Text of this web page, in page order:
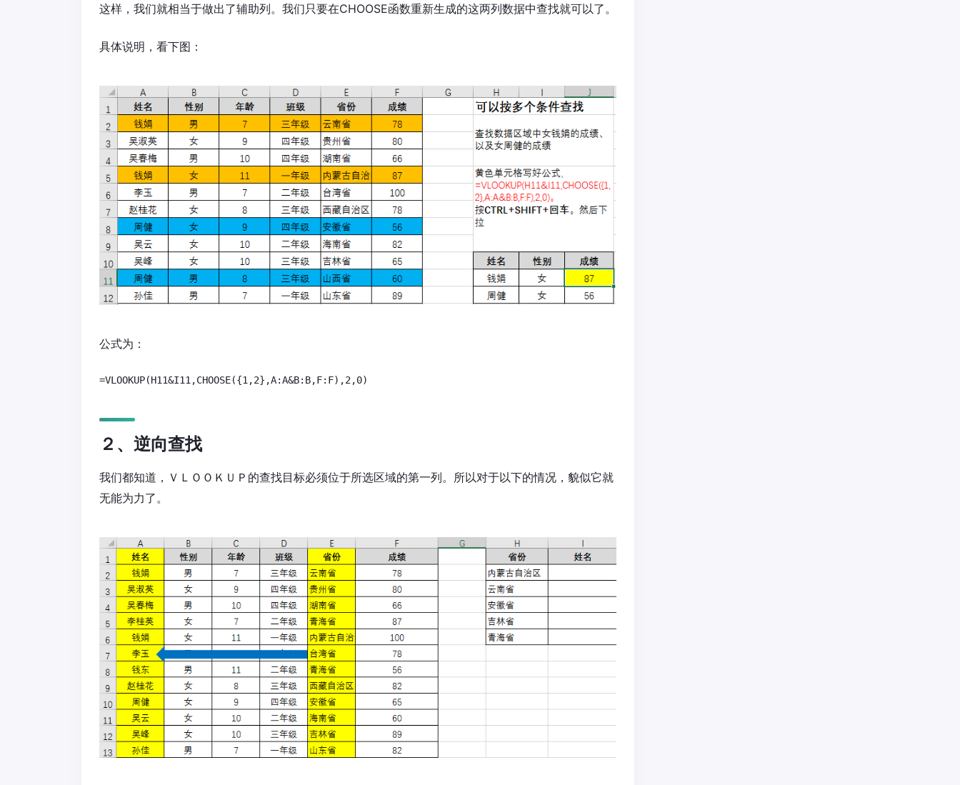
这样，我们就相当于做出了辅助列。我们只要在CHOOSE函数重新生成的这两列数据中查找就可以了。
具体说明，看下图：
公式为：
２、逆向查找
我们都知道，ＶＬＯＯＫＵＰ的查找目标必须位于所选区域的第一列。所以对于以下的情况，貌似它就
无能为力了。